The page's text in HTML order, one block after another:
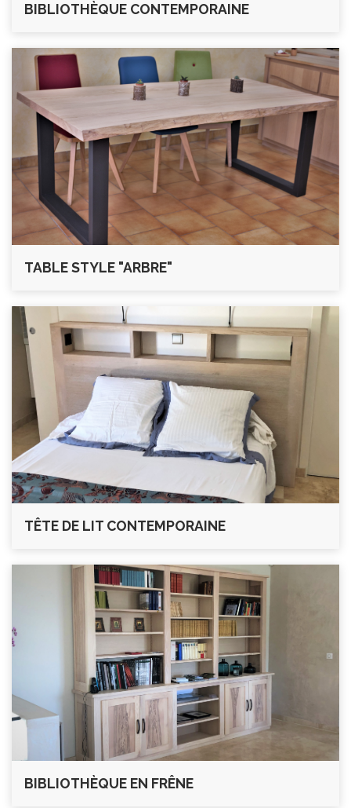
BIBLIOTHÈQUE CONTEMPORAINE
TABLE STYLE "ARBRE"
TÊTE DE LIT CONTEMPORAINE
BIBLIOTHÈQUE EN FRÊNE